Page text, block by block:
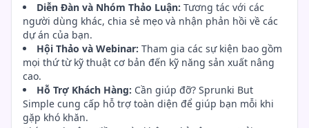
Diễn Đàn và Nhóm Thảo Luận: Tương tác với các
người dùng khác, chia sẻ mẹo và nhận phản hồi về các
dự án của bạn.
Hội Thảo và Webinar: Tham gia các sự kiện bao gồm
mọi thứ từ kỹ thuật cơ bản đến kỹ năng sản xuất nâng
cao.
Hỗ Trợ Khách Hàng: Cần giúp đỡ? Sprunki But
Simple cung cấp hỗ trợ toàn diện để giúp bạn mỗi khi
gặp khó khăn.